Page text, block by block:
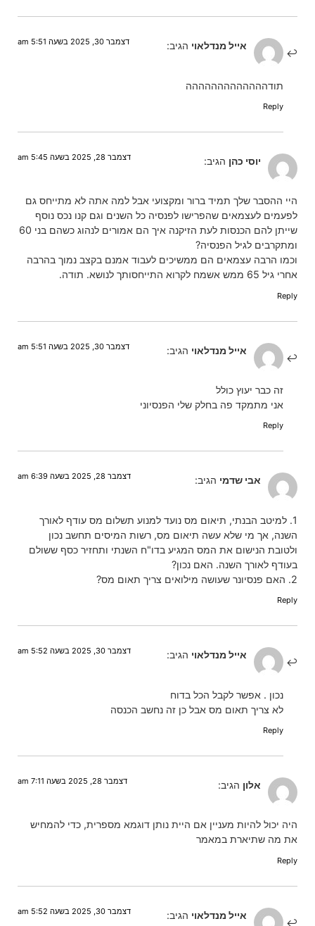
אייל מנדלאוי הגיב: דצמבר 30, 2025 בשעה 5:51 am
תודההההההההההההה
Reply
יוסי כהן הגיב: דצמבר 28, 2025 בשעה 5:45 am
‏היי ההסבר שלך תמיד ברור ומקצועי אבל למה אתה לא מתייחס גם
לפעמים לעצמאים שהפרישו לפנסיה כל השנים וגם קנו נכס נוסף
שייתן להם הכנסות לעת הזיקנה איך הם אמורים לנהוג כשהם בני 60
ומתקרבים לגיל הפנסיה?
‏וכמו הרבה עצמאים הם ממשיכים לעבוד אמנם בקצב נמוך בהרבה
אחרי גיל 65 ממש אשמח לקרוא התייחסותך לנושא. תודה.
Reply
אייל מנדלאוי הגיב: דצמבר 30, 2025 בשעה 5:51 am
זה כבר יעוץ כולל
אני מתמקד פה בחלק שלי הפנסיוני
Reply
אבי שדמי הגיב: דצמבר 28, 2025 בשעה 6:39 am
1. למיטב הבנתי, תיאום מס נועד למנוע תשלום מס עודף לאורך
השנה, אך מי שלא עשה תיאום מס, רשות המיסים תחשב נכון
ולטובת הנישום את המס המגיע בדו"ח השנתי ותחזיר כסף ששולם
בעודף לאורך השנה. האם נכון?
2. האם פנסיונר שעושה מילואים צריך תאום מס?
Reply
אייל מנדלאוי הגיב: דצמבר 30, 2025 בשעה 5:52 am
נכון . אפשר לקבל הכל בדוח
לא צריך תאום מס אבל כן זה נחשב הכנסה
Reply
אלון הגיב: דצמבר 28, 2025 בשעה 7:11 am
היה יכול להיות מעניין אם היית נותן דוגמא מספרית, כדי להמחיש
את מה שתיארת במאמר
Reply
אייל מנדלאוי הגיב: דצמבר 30, 2025 בשעה 5:52 am